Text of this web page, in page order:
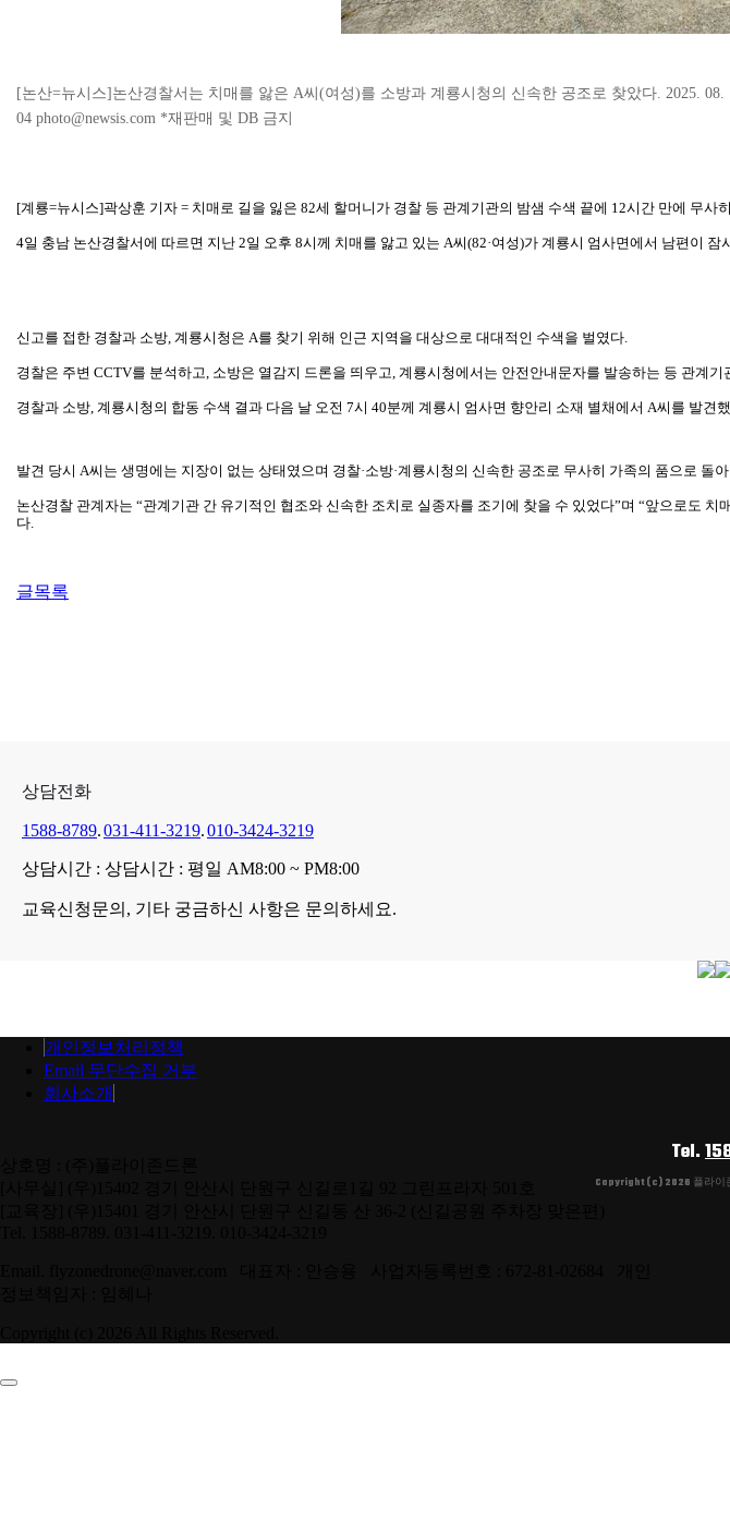
[논산=뉴시스]논산경찰서는 치매를 앓은 A씨(여성)를 소방과 계룡시청의 신속한 공조로 찾았다. 2025. 08.
04 photo@newsis.com *재판매 및 DB 금지
[계룡=뉴시스]곽상훈 기자 = 치매로 길을 잃은 82세 할머니가 경찰 등 관계기관의 밤샘 수색 끝에 12시간 만에 무사
4일 충남 논산경찰서에 따르면 지난 2일 오후 8시께 치매를 앓고 있는 A씨(82·여성)가 계룡시 엄사면에서 남편이
신고를 접한 경찰과 소방, 계룡시청은 A를 찾기 위해 인근 지역을 대상으로 대대적인 수색을 벌였다.
경찰은 주변 CCTV를 분석하고, 소방은 열감지 드론을 띄우고, 계룡시청에서는 안전안내문자를 발송하는 등 관계
경찰과 소방, 계룡시청의 합동 수색 결과 다음 날 오전 7시 40분께 계룡시 엄사면 향안리 소재 별채에서 A씨를 발견
발견 당시 A씨는 생명에는 지장이 없는 상태였으며 경찰·소방·계룡시청의 신속한 공조로 무사히 가족의 품으로 돌
논산경찰 관계자는 “관계기관 간 유기적인 협조와 신속한 조치로 실종자를 조기에 찾을 수 있었다”며 “앞으로도
다.
글목록
상담전화
1588-8789.031-411-3219.010-3424-3219
상담시간 : 상담시간 : 평일 AM8:00 ~ PM8:00
교육신청문의, 기타 궁금하신 사항은 문의 하세요.
개인정보처리정책
Email 무단수집 거부
회사소개
Tel.
Copyright (c) 2026 플라이